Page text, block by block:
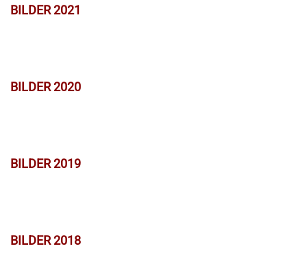
BILDER 2021
BILDER 2020
BILDER 2019
BILDER 2018